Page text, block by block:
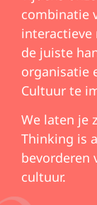
combinatie
interactieve
de juiste
organisatie
Cultuur te
We laten je
Thinking is
bevorderen
cultuur.